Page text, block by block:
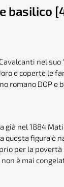
basilico
nel
e coperte le
romano DOP e
nel 1884
figura è
per la
è mai